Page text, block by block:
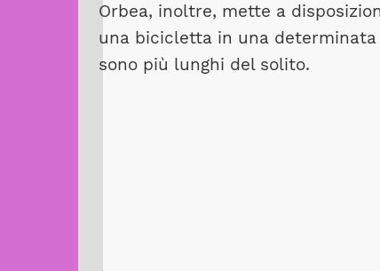
Orbea, inoltre, mette a
una bicicletta in una
sono più lunghi del solito.